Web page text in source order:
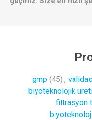
gmp (45) ,
biyoteknolojik
filtrasyon